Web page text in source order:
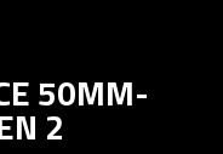
50MM-
2